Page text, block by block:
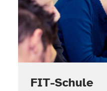
FIT-Schule